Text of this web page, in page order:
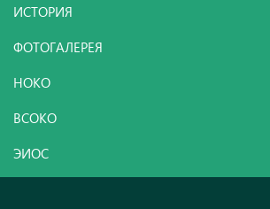
ИСТОРИЯ
ФОТОГАЛЕРЕЯ
НОКО
ВСОКО
ЭИОС